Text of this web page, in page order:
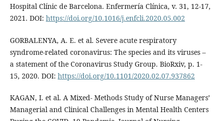
Hospital Clínic de Barcelona. Enfermería Clínica, v. 31, 12-17,
2021. DOI: https://doi.org/10.1016/j.enfcli.2020.05.002
GORBALENYA, A. E. et al. Severe acute respiratory
syndrome-related coronavirus: The species and its viruses –
a statement of the Coronavirus Study Group. BioRxiv, p. 1-
15, 2020. DOI: https://doi.org/10.1101/2020.02.07.937862
KAGAN, I. et al. A Mixed- Methods Study of Nurse Managers’
Managerial and Clinical Challenges in Mental Health Centers